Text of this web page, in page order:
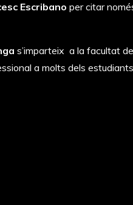
Escribano per citar
s’imparteix a la facultat de
a molts dels